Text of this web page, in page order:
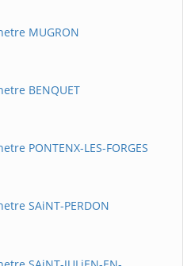
MUGRON
BENQUET
PONTENX-LES-FORGES
SAiNT-PERDON